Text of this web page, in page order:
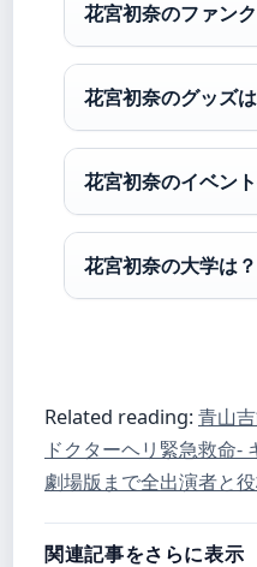
花宮初奈のファン
花宮初奈のグッズ
花宮初奈のイベン
花宮初奈の大学は？
Related reading:青山
ドクターヘリ緊急救命-
劇場版まで全出演者と
関連記事をさらに表示